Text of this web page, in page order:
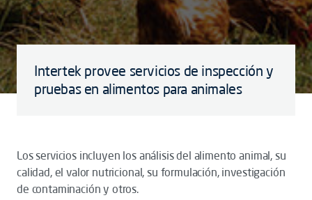
Intertek provee servicios de inspección y
pruebas en alimentos para animales
Los servicios incluyen los análisis del alimento animal, su
calidad, el valor nutricional, su formulación, investigación
de contaminación y otros.